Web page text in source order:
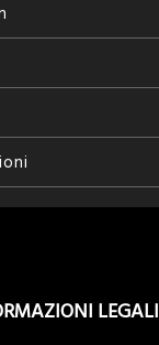
LEGALI